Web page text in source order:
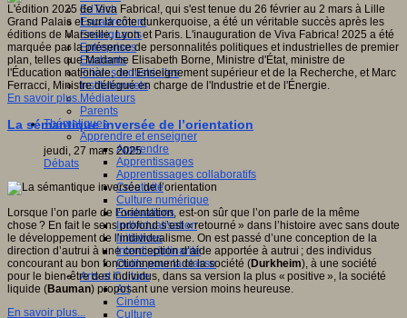
EdTech
Encadrement
Enseignants
Entreprises
Etudiants
Filières industrielles
Institutionnels
Médiateurs
Parents
Thématiques
Apprendre et enseigner
Apprendre
Apprentissages
Apprentissages collaboratifs
Créativité
Culture numérique
Evaluations
Individualisation
Initiatives
Interdisciplinarité
Outils pour la classe
Arts et Culture
Art
Cinéma
Culture
L'édition 2025 de Viva Fabrica!, qui s'est tenue du 26 février au 2 mars à Lille
Grand Palais et sur la côte dunkerquoise, a été un véritable succès après les
éditions de Marseille, Lyon et Paris. L'inauguration de Viva Fabrica! 2025 a été
marquée par la présence de personnalités politiques et industrielles de premier
plan, telles que Madame Elisabeth Borne, Ministre d'État, ministre de
l'Éducation nationale, de l'Enseignement supérieur et de la Recherche, et Marc
Ferracci, Ministre délégué en charge de l'Industrie et de l'Énergie.
En savoir plus...
La sémantique inversée de l’orientation
jeudi, 27 mars 2025
Débats
Lorsque l’on parle de l’orientation, est-on sûr que l’on parle de la même
chose ? En fait le sens profond s’est « retourné » dans l’histoire avec sans doute
le développement de l’individualisme. On est passé d’une conception de la
direction d’autrui à une conception d’aide apportée à autrui ; des individus
concourant au bon fonctionnement de la société (Durkheim), à une société
pour le bien-être des individus, dans sa version la plus « positive », la société
liquide (Bauman) proposant une version moins heureuse.
En savoir plus...